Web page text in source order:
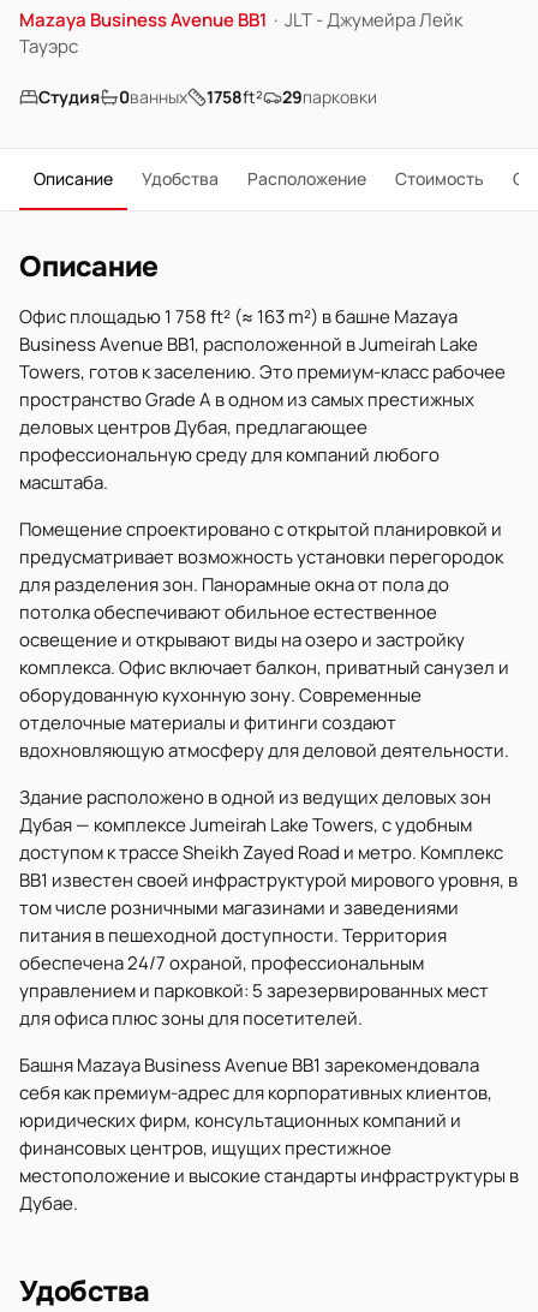
Mazaya Business Avenue BB1 · JLT - Джумейра Лейк
Тауэрс
Студия 0ванных 1758ft² 29парковки
Описание Удобства Расположение Стоимость О
Описание
Офис площадью 1 758 ft² (≈ 163 m²) в башне Mazaya
Business Avenue BB1, расположенной в Jumeirah Lake
Towers, готов к заселению. Это премиум-класс рабочее
пространство Grade A в одном из самых престижных
деловых центров Дубая, предлагающее
профессиональную среду для компаний любого
масштаба.
Помещение спроектировано с открытой планировкой и
предусматривает возможность установки перегородок
для разделения зон. Панорамные окна от пола до
потолка обеспечивают обильное естественное
освещение и открывают виды на озеро и застройку
комплекса. Офис включает балкон, приватный санузел и
оборудованную кухонную зону. Современные
отделочные материалы и фитинги создают
вдохновляющую атмосферу для деловой деятельности.
Здание расположено в одной из ведущих деловых зон
Дубая — комплексе Jumeirah Lake Towers, с удобным
доступом к трассе Sheikh Zayed Road и метро. Комплекс
BB1 известен своей инфраструктурой мирового уровня, в
том числе розничными магазинами и заведениями
питания в пешеходной доступности. Территория
обеспечена 24/7 охраной, профессиональным
управлением и парковкой: 5 зарезервированных мест
для офиса плюс зоны для посетителей.
Башня Mazaya Business Avenue BB1 зарекомендовала
себя как премиум-адрес для корпоративных клиентов,
юридических фирм, консультационных компаний и
финансовых центров, ищущих престижное
местоположение и высокие стандарты инфраструктуры в
Дубае.
Удобства